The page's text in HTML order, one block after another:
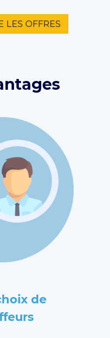
LES OFFRES
de